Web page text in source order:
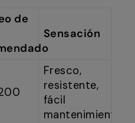
de
Sensación
Fresco,
resistente,
fácil
mantenimiento